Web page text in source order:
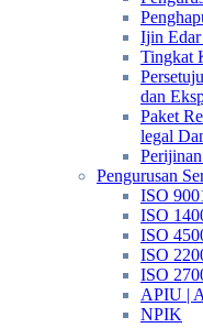
Ijin Edar
Tingkat
dan
Paket
legal
Pengurusan
ISO
ISO
ISO
ISO
ISO
APIU |
NPIK